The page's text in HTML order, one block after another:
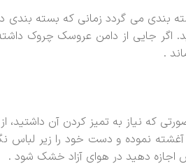
بندی می گردد زمانی که بسته بندی
اگر جایی از دامن عروسک چروک
.
که نیاز به تمیز کردن آن
نموده و دست خود را زیر لباس
دهید در هوای آزاد خشک شود .